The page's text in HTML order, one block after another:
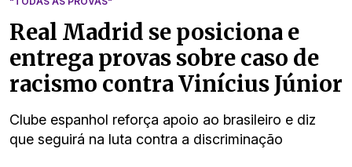
Real Madrid se posiciona e
entrega provas sobre caso de
racismo contra Vinícius Júnior
Clube espanhol reforça apoio ao brasileiro e diz
que seguirá na luta contra a discriminação